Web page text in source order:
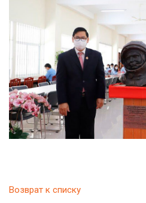
Возврат к списку